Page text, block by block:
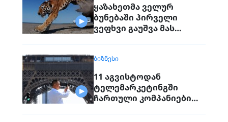
ყაზახეთმა ველურ
ბუნებაში პირველი
ვეფხვი გაუშვა მას
გაქრა თურანული ვეფხვი
ᲑᲘᲖᲜᲔᲡᲘ
11 აგვისტოდან
ტელემარკეტინგში
ჩართული კომპანიები